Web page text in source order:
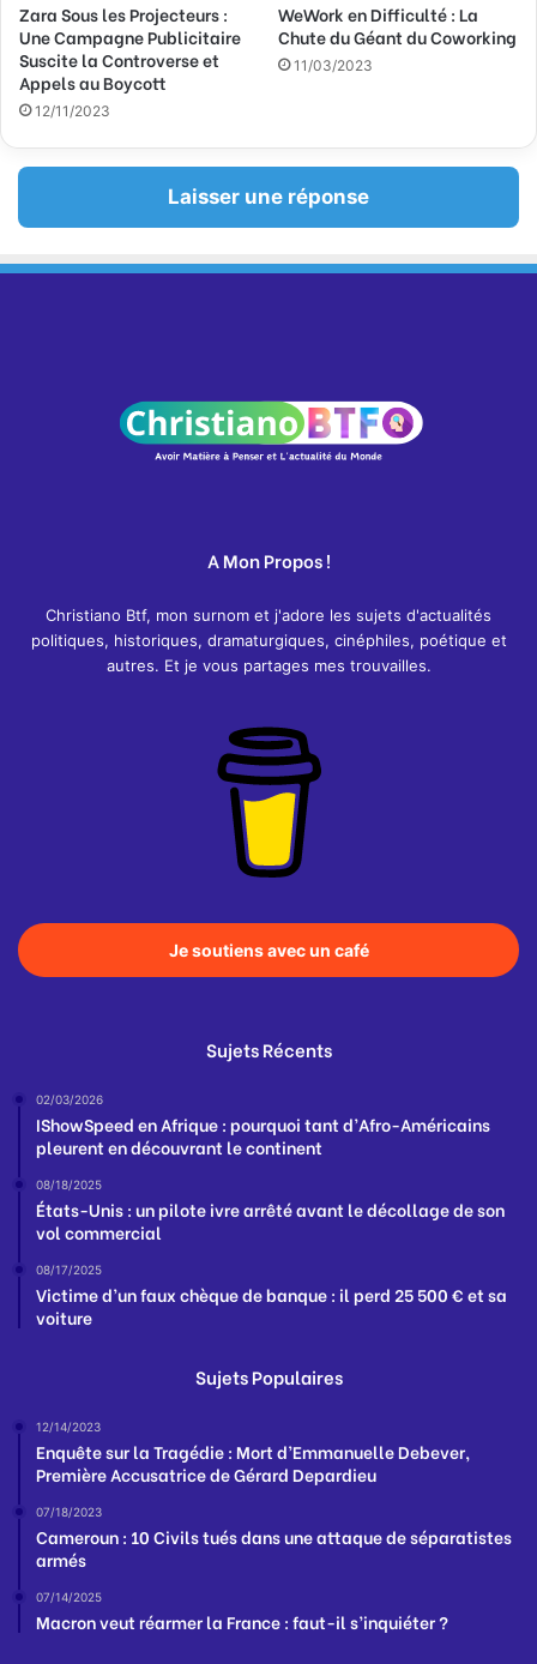
e
E
m
a
i
Zara Sous les Projecteurs :
Une Campagne Publicitaire
Suscite la Controverse et
Appels au Boycott
12/11/2023
WeWork en Difficulté : La
Chute du Géant du Coworking
11/03/2023
Laisser une réponse
A Mon Propos !
Christiano Btf, mon surnom et j'adore les sujets d'actualités
politiques, historiques, dramaturgiques, cinéphiles, poétique et
autres. Et je vous partages mes trouvailles.
Je soutiens avec un café
Sujets Récents
02/03/2026
IShowSpeed en Afrique : pourquoi tant d’Afro-Américains
pleurent en découvrant le continent
08/18/2025
États-Unis : un pilote ivre arrêté avant le décollage de son
vol commercial
08/17/2025
Victime d’un faux chèque de banque : il perd 25 500 € et sa
voiture
Sujets Populaires
12/14/2023
Enquête sur la Tragédie : Mort d’Emmanuelle Debever,
Première Accusatrice de Gérard Depardieu
07/18/2023
Cameroun : 10 Civils tués dans une attaque de séparatistes
armés
07/14/2025
Macron veut réarmer la France : faut-il s’inquiéter ?